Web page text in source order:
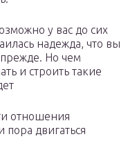
у вас до сих
надежда, что вы
прежде. Но чем
и строить такие
отношения
двигаться